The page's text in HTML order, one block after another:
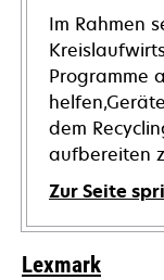
Im Rahmen
Programme
dem
aufbereiten
Zur Seite
Lexmark